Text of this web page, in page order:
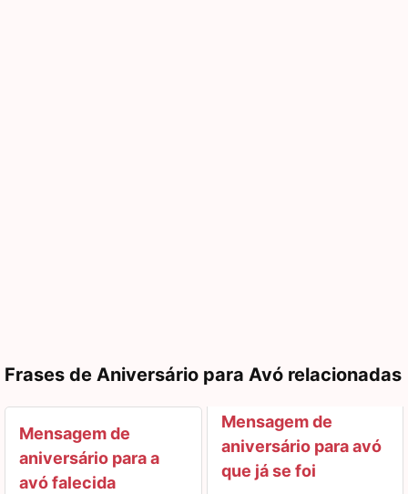
Frases de Aniversário para Avó relacionadas
Mensagem de
aniversário para a
avó falecida
Mensagem de
aniversário para avó
que já se foi